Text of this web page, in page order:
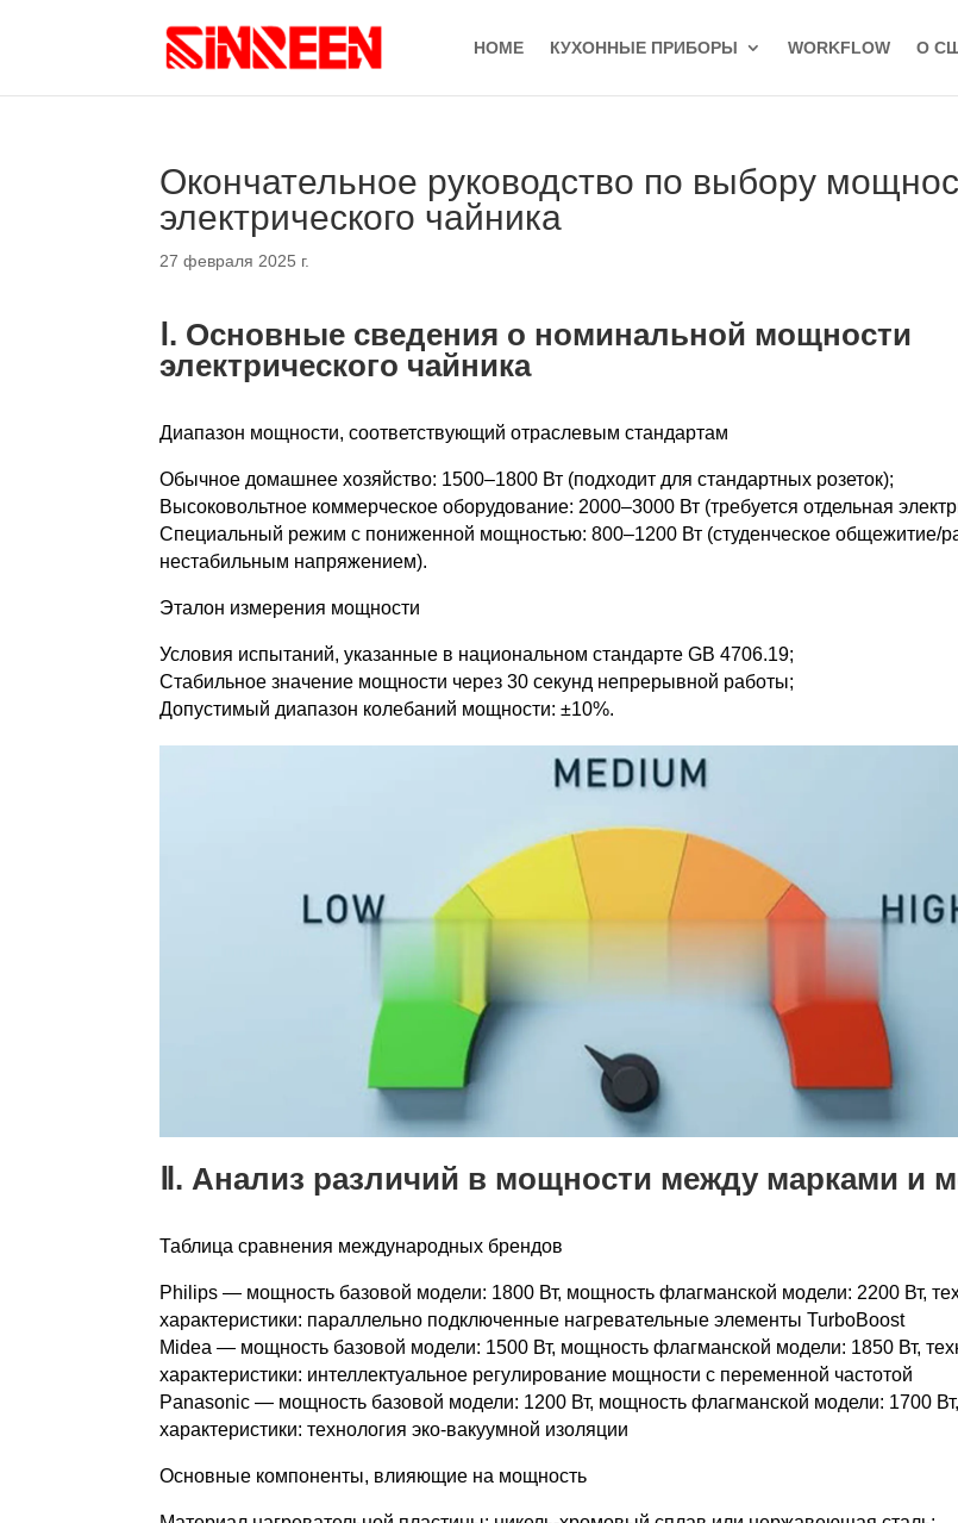
HOME КУХОННЫЕ ПРИБОРЫ WORKFLOW О
Окончательное руководство по выбору
электрического чайника
27 февраля 2025 г.
Ⅰ. Основные сведения о номинальной мощности
электрического чайника
Диапазон мощности, соответствующий отраслевым стандартам
Обычное домашнее хозяйство: 1500–1800 Вт (подходит для стандартных розеток);
Высоковольтное коммерческое оборудование: 2000–3000 Вт (требуется отдельная
Специальный режим с пониженной мощностью: 800–1200 Вт (студенческое общежитие/
нестабильным напряжением).
Эталон измерения мощности
Условия испытаний, указанные в национальном стандарте GB 4706.19;
Стабильное значение мощности через 30 секунд непрерывной работы;
Допустимый диапазон колебаний мощности: ±10%.
Ⅱ. Анализ различий в мощности между марками и
Таблица сравнения международных брендов
Philips — мощность базовой модели: 1800 Вт, мощность флагманской модели: 2200 Вт,
характеристики: параллельно подключенные нагревательные элементы TurboBoost
Midea — мощность базовой модели: 1500 Вт, мощность флагманской модели: 1850 Вт,
характеристики: интеллектуальное регулирование мощности с переменной частотой
Panasonic — мощность базовой модели: 1200 Вт, мощность флагманской модели: 1700 Вт,
характеристики: технология эко-вакуумной изоляции
Основные компоненты, влияющие на мощность